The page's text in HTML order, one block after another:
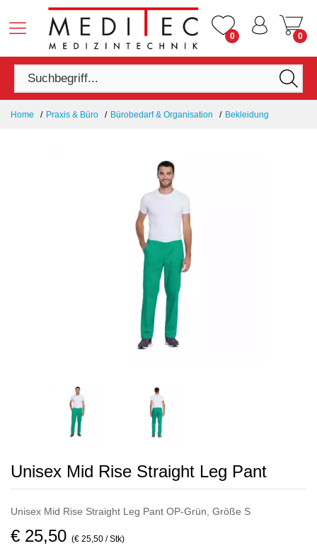
0 0
Home Praxis & Büro Bürobedarf & Organisation Bekleidung
Unisex Mid Rise Straight Leg Pant
Unisex Mid Rise Straight Leg Pant OP-Grün, Größe S
€ 25,50 (€ 25,50 / Stk)